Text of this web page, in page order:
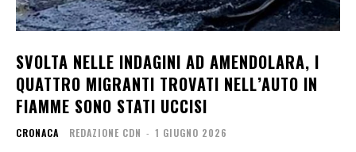
SVOLTA NELLE INDAGINI AD AMENDOLARA, I
QUATTRO MIGRANTI TROVATI NELL’AUTO IN
FIAMME SONO STATI UCCISI
CRONACA REDAZIONE CDN - 1 GIUGNO 2026